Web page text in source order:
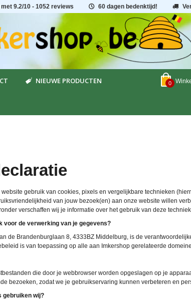
met 9.2/10 - 1052 reviews 60 dagen bedenktijd!
0
NIEUWE PRODUCTEN
website gebruik van cookies, pixels en vergelijkbare technieken
van jouw bezoek(en) aan onze website willen
verschaffen wij je informatie over het gebruik van deze
voor de verwerking van je gegevens?
de Brandenburglaan 8, 4333BZ Middelburg, is de
is van toepassing op alle aan Imkershop gerelateerde
die door je webbrowser worden opgeslagen op je
bezoeken, zodat we je gebruikservaring kunnen verbeteren en
gebruiken wij?